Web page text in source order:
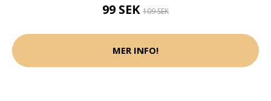
99 SEK 109 SEK
MER INFO!